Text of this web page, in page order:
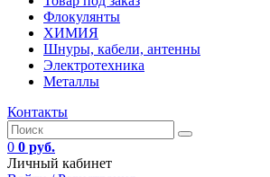
Флокулянты
ХИМИЯ
Шнуры, кабели, антенны
Электротехника
Металлы
Контакты
0 0 руб.
Личный кабинет